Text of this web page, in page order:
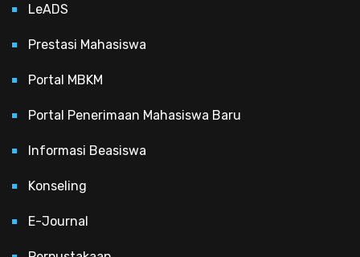
LeADS
Prestasi Mahasiswa
Portal MBKM
Portal Penerimaan Mahasiswa Baru
Informasi Beasiswa
Konseling
E-Journal